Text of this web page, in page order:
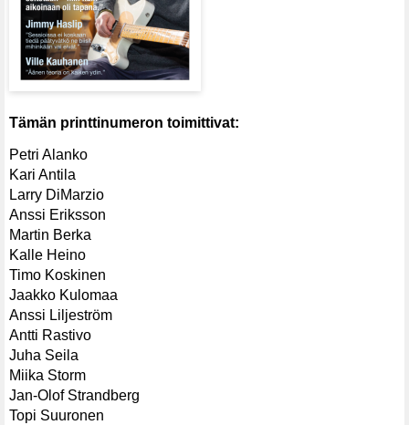
Tämän printtinumeron toimittivat:
Petri Alanko
Kari Antila
Larry DiMarzio
Anssi Eriksson
Martin Berka
Kalle Heino
Timo Koskinen
Jaakko Kulomaa
Anssi Liljeström
Antti Rastivo
Juha Seila
Miika Storm
Jan-Olof Strandberg
Topi Suuronen